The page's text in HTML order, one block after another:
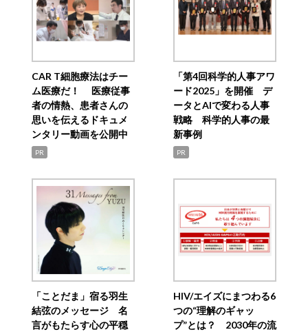
CAR T細胞療法はチー
ム医療だ！ 医療従事
者の情熱、患者さんの
思いを伝えるドキュメ
ンタリー動画を公開中
PR
「第4回科学的人事アワ
ード2025」を開催 デ
ータとAIで変わる人事
戦略 科学的人事の最
新事例
PR
「ことだま」宿る羽生
結弦のメッセージ 名
言がもたらす心の平穏
HIV/エイズにまつわる6
つの“理解のギャッ
プ”とは？ 2030年の流